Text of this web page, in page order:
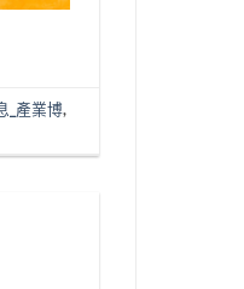
_產業博,